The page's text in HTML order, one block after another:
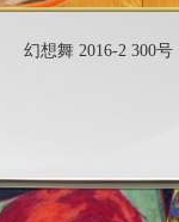
幻想舞 2016-2 300号